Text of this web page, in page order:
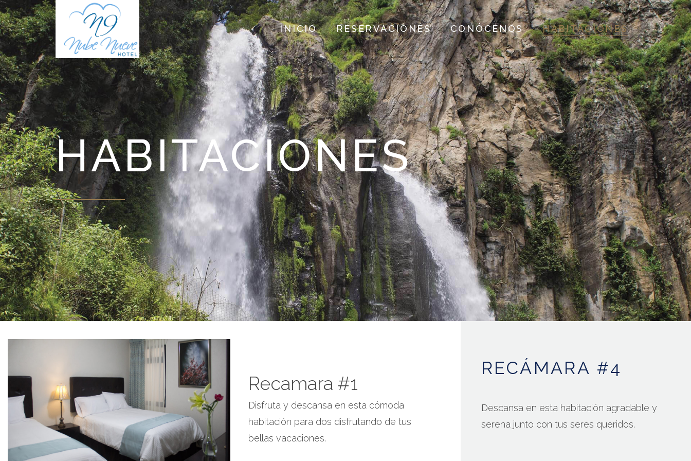
INICIO RESERVACIONES CONÓCENOS HABITACIONES
HABITACIONES
Recamara #1
Disfruta y descansa en esta cómoda
habitación para dos disfrutando de tus
bellas vacaciones.
RECÁMARA #4
Descansa en esta habitación agradable y
serena junto con tus seres queridos.